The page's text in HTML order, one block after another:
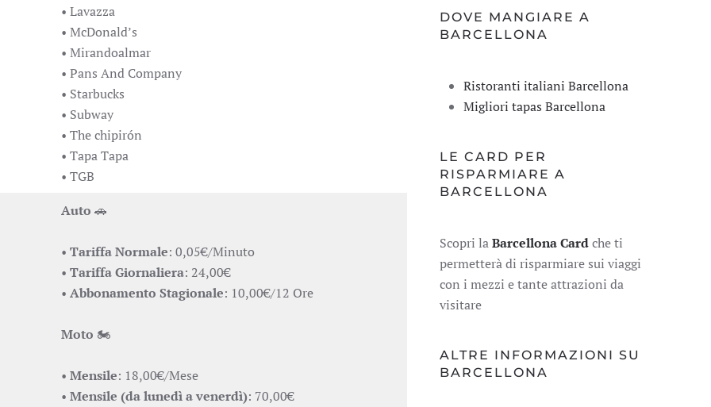
• Lavazza
• McDonald’s
• Mirandoalmar
• Pans And Company
• Starbucks
• Subway
• The chipirón
• Tapa Tapa
• TGB
Auto 🚗
• Tariffa Normale: 0,05€/Minuto
• Tariffa Giornaliera: 24,00€
• Abbonamento Stagionale: 10,00€/12 Ore
Moto 🏍
• Mensile: 18,00€/Mese
• Mensile (da lunedì a venerdì): 70,00€
DOVE MANGIARE A
BARCELLONA
Ristoranti italiani Barcellona
Migliori tapas Barcellona
LE CARD PER
RISPARMIARE A
BARCELLONA
Scopri laBarcellona Cardche ti
permetterà di risparmiare sui viaggi
con i mezzi e tante attrazioni da
visitare
ALTRE INFORMAZIONI SU
BARCELLONA